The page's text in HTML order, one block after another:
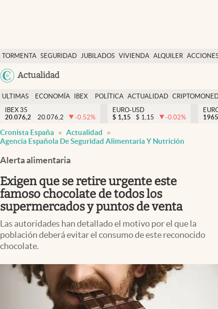
TORMENTA SEGURIDAD JUBILADOS VIVIENDA ALQUILER
Actualidad
Economía y finanzas
Política
Actualidad
Criptomonedas
España
ULTIMAS
NOTICIAS
ECONOMÍA
FINANZAS
IBEX
EURO
POLÍTICA ACTUALIDAD
IBEX 35
20.076,2
20.076,2 -0.52%
EURO-USD
$ 1,15 $ 1,15 -0.02%
Cronista España
Actualidad
Agencia Española De Seguridad Alimentaria Y Nutrición
Alerta alimentaria
Exigen que se retire urgente este
famoso chocolate de todos los
supermercados y puntos de venta
Las autoridades han detallado el motivo por el que la
población deberá evitar el consumo de este reconocido
chocolate.